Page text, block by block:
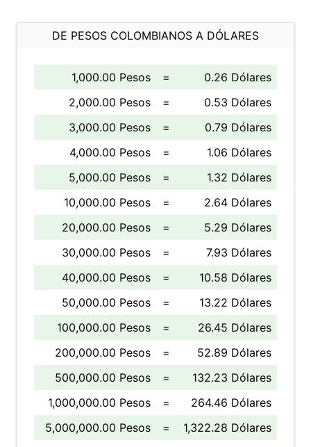
DE PESOS COLOMBIANOS A DÓLARES
1,000.00 Pesos =
0.26 Dólares
2,000.00 Pesos
=
0.53 Dólares
3,000.00 Pesos
=
0.79 Dólares
4,000.00 Pesos
=
1.06 Dólares
5,000.00 Pesos
=
1.32 Dólares
10,000.00 Pesos
=
2.64 Dólares
20,000.00 Pesos
=
5.29 Dólares
30,000.00 Pesos
=
7.93 Dólares
40,000.00 Pesos
=
10.58 Dólares
50,000.00 Pesos
=
13.22 Dólares
100,000.00 Pesos
=
26.45 Dólares
200,000.00 Pesos
=
52.89 Dólares
500,000.00 Pesos
=
132.23 Dólares
1,000,000.00 Pesos
=
264.46 Dólares
5,000,000.00 Pesos
= 1,322.28 Dólares